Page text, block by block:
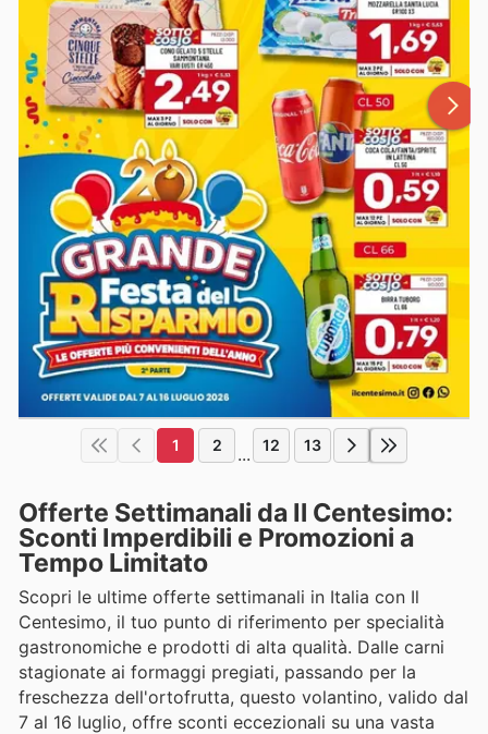
1 2 ... 12 13
Offerte Settimanali da Il Centesimo:
Sconti Imperdibili e Promozioni a
Tempo Limitato
Scopri le ultime offerte settimanali in Italia con Il
Centesimo, il tuo punto di riferimento per specialità
gastronomiche e prodotti di alta qualità. Dalle carni
stagionate ai formaggi pregiati, passando per la
freschezza dell'ortofrutta, questo volantino, valido dal
7 al 16 luglio, offre sconti eccezionali su una vasta